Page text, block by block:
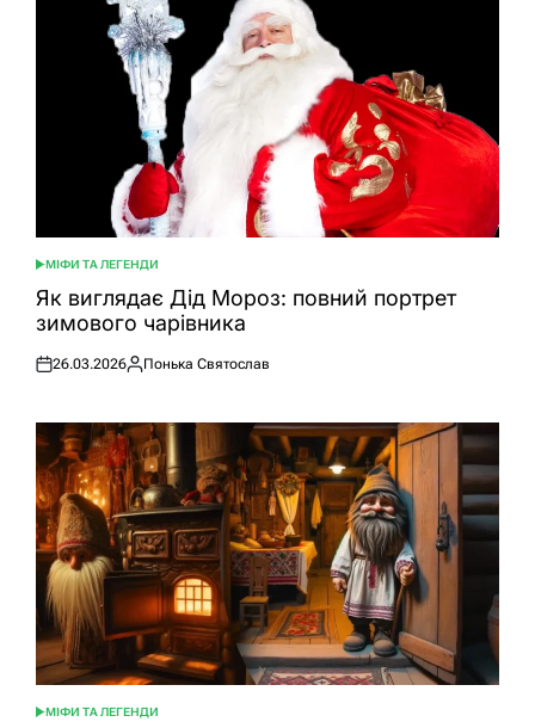
ОПУБЛІКУВАТИ
У
МІФИ ТА ЛЕГЕНДИ
Як виглядає Дід Мороз: повний портрет
зимового чарівника
Оприлюднено
26.03.2026
Опубліковано
Понька Святослав
ОПУБЛІКУВАТИ
МІФИ ТА ЛЕГЕНДИ